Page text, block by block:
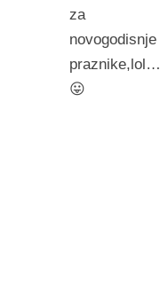
za
novogodisnje
praznike,lol…
😛